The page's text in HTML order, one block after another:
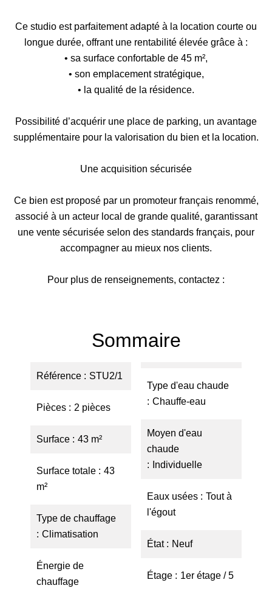
Ce studio est parfaitement adapté à la location courte ou
longue durée, offrant une rentabilité élevée grâce à :
• sa surface confortable de 45 m²,
• son emplacement stratégique,
• la qualité de la résidence.
Possibilité d’acquérir une place de parking, un avantage
supplémentaire pour la valorisation du bien et la location.
Une acquisition sécurisée
Ce bien est proposé par un promoteur français renommé,
associé à un acteur local de grande qualité, garantissant
une vente sécurisée selon des standards français, pour
accompagner au mieux nos clients.
Pour plus de renseignements, contactez :
Sommaire
Référence STU2/1
Pièces 2 pièces
Surface 43 m²
Surface totale
43
m²
Type de chauffage
Climatisation
Énergie de
chauffage
Type d'eau chaude
Chauffe-eau
Moyen d'eau
chaude
Individuelle
Eaux usées
Tout à
l'égout
État Neuf
Étage 1er étage / 5